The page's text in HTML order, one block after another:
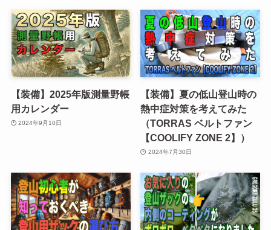
【装備】2025年版測量野帳
用カレンダー
2024年9月10日
【装備】夏の低山登山時の
熱中症対策を考えてみた
（TORRAS ベルトファン
【COOLIFY ZONE 2】）
2024年7月30日